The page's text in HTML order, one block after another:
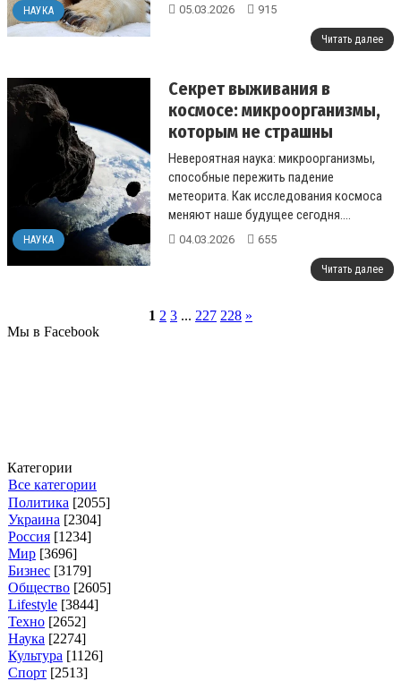
НАУКА 05.03.2026 915
Читать далее
НАУКА
Секрет выживания в
космосе: микроорганизмы,
которым не страшны
астероиды
Невероятная наука: микроорганизмы,
способные пережить падение
метеорита. Как исследования космоса
меняют наше будущее сегодня....
04.03.2026 655
Читать далее
1 2 3 ... 227 228 »
Мы в Facebook
Категории
Все категории
Политика [2055]
Украина [2304]
Россия [1234]
Мир [3696]
Бизнес [3179]
Общество [2605]
Lifestyle [3844]
Техно [2652]
Наука [2274]
Культура [1126]
Спорт [2513]